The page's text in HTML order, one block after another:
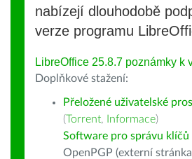
nabízejí dlouhodobě
verze programu
LibreOffice 25.8.7 poznámky k
Doplňkové stažení:
Přeložené uživatelské
(Torrent, Informace)
Software pro správu klíčů
OpenPGP (externí